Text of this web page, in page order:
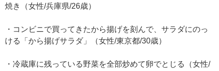
焼き（女性/兵庫県/26歳）
・コンビニで買ってきたから揚げを刻んで、サラダにのっ
ける「から揚げサラダ」（女性/東京都/30歳）
・冷蔵庫に残っている野菜を全部炒めて卵でとじる（女性/